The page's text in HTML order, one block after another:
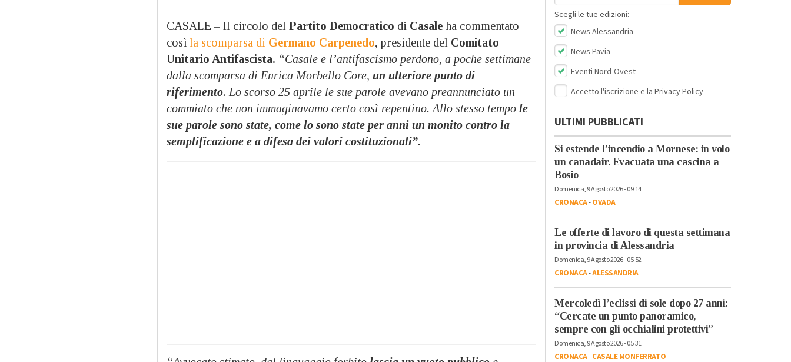
CASALE – Il circolo del Partito Democratico di Casale ha commentato
così la scomparsa di Germano Carpenedo, presidente del Comitato
Unitario Antifascista. “Casale e l’antifascismo perdono, a poche settimane
dalla scomparsa di Enrica Morbello Core, un ulteriore punto di
riferimento. Lo scorso 25 aprile le sue parole avevano preannunciato un
commiato che non immaginavamo certo così repentino. Allo stesso tempo le
sue parole sono state, come lo sono state per anni un monito contro la
semplificazione e a difesa dei valori costituzionali”.
Scegli le tue edizioni:
News Alessandria
News Pavia
Eventi Nord-Ovest
Accetto l'iscrizione e la Privacy Policy
ULTIMI PUBBLICATI
Si estende l’incendio a Mornese: in volo
un canadair. Evacuata una cascina a
Bosio
Domenica, 9 Agosto 2026 - 09:14
CRONACA-OVADA
Le offerte di lavoro di questa settimana
in provincia di Alessandria
Domenica, 9 Agosto 2026 - 05:52
CRONACA-ALESSANDRIA
Mercoledì l’eclissi di sole dopo 27 anni:
“Cercate un punto panoramico,
sempre con gli occhialini protettivi”
Domenica, 9 Agosto 2026 - 05:31
CRONACA-CASALE MONFERRATO